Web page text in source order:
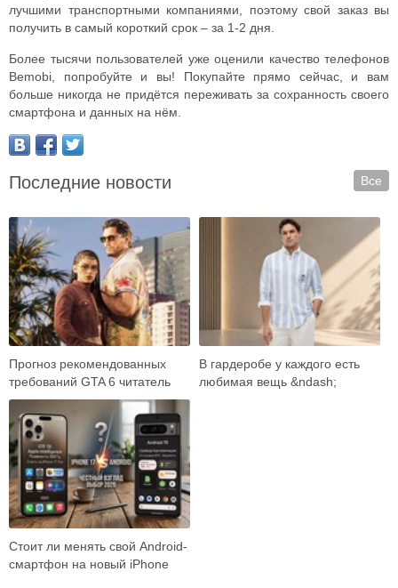
лучшими транспортными компаниями, поэтому свой заказ вы
получить в самый короткий срок – за 1-2 дня.
Более тысячи пользователей уже оценили качество телефонов
Bemobi, попробуйте и вы! Покупайте прямо сейчас, и вам
больше никогда не придётся переживать за сохранность своего
смартфона и данных на нём.
Все
Последние новости
Прогноз рекомендованных
требований GTA 6 читатель
встречает как готовый ответ:
вот карта …
В гардеробе у каждого есть
любимая вещь &ndash;
Стоит ли менять свой Android-
смартфон на новый iPhone